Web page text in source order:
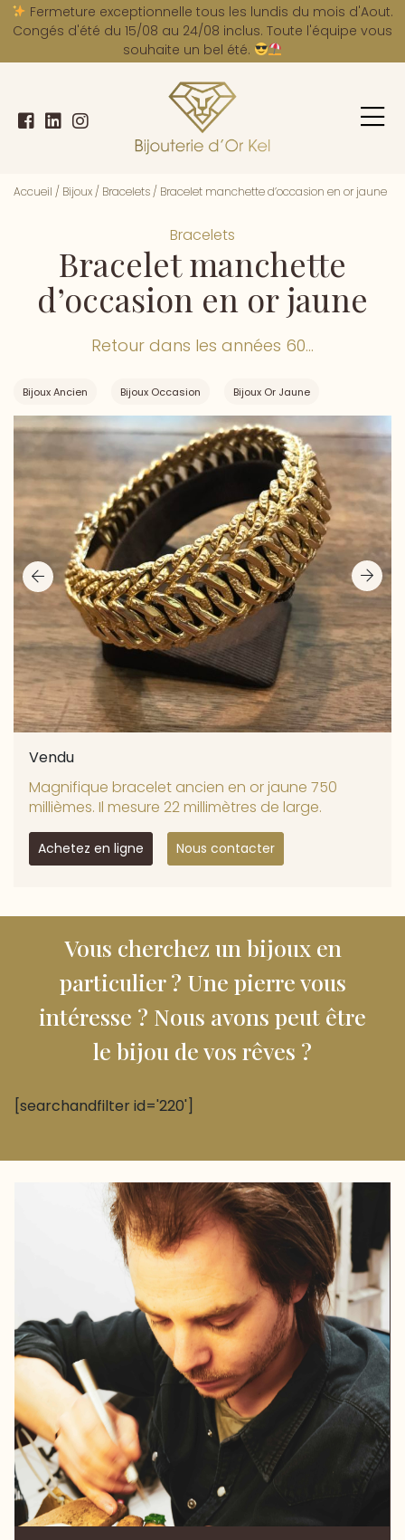
Fermeture exceptionnelle tous les lundis du mois d'Aout.
Congés d'été du 15/08 au 24/08 inclus. Toute l'équipe vous
souhaite un bel été.
Accueil / Bijoux / Bracelets / Bracelet manchette d’occasion en or jaune
Bracelets
Bracelet manchette
d’occasion en or jaune
Retour dans les années 60...
Bijoux Ancien Bijoux Occasion Bijoux Or Jaune
Vendu
Magnifique bracelet ancien en or jaune 750
millièmes. Il mesure 22 millimètres de large.
Achetez en ligne Nous contacter
Vous cherchez un bijoux en
particulier ? Une pierre vous
intéresse ? Nous avons peut être
le bijou de vos rêves ?
[searchandfilter id='220']